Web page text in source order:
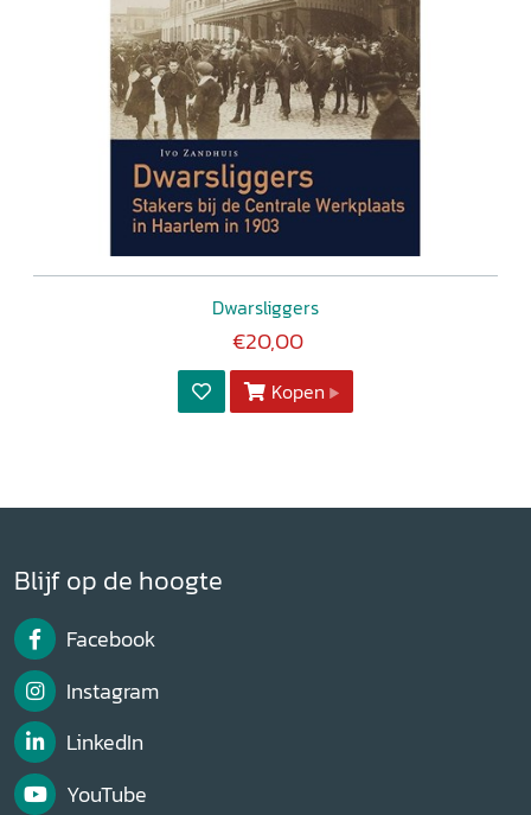
Dwarsliggers
€20,00
Kopen
Blijf op de hoogte
Facebook
Instagram
LinkedIn
YouTube